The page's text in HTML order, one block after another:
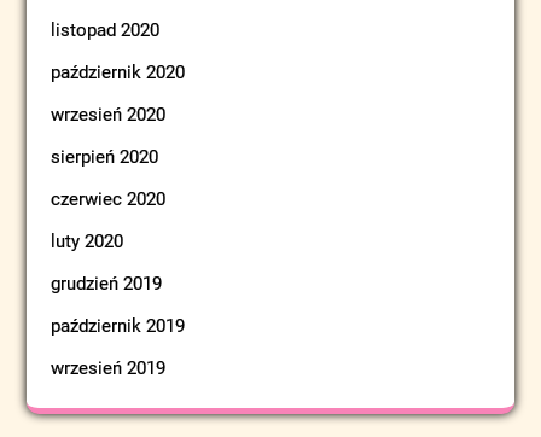
listopad 2020
październik 2020
wrzesień 2020
sierpień 2020
czerwiec 2020
luty 2020
grudzień 2019
październik 2019
wrzesień 2019